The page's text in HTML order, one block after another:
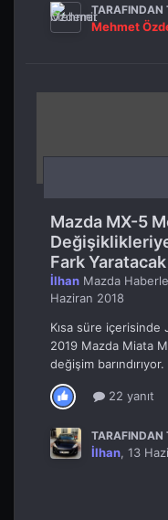
TARAFINDAN
Mehmet
Mazda MX-5
Fark Yaratacak
İlhan Mazda
Haziran 2018
Kısa süre içerisinde
2019 Mazda Miata
değişim barındırıyor.
22 yanıt
TARAFINDAN
İlhan, 13